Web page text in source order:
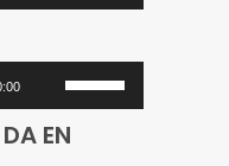
las
flecha
arriba/abajo
Utiliza
las
teclas
EN